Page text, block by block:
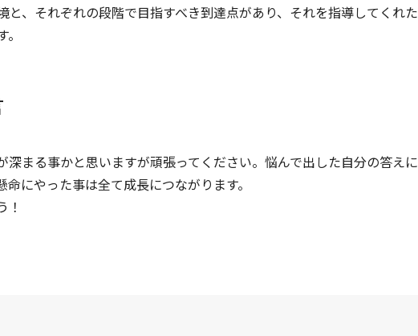
と、それぞれの段階で目指すべき到達点があり、それを指導してくれた
深まる事かと思いますが頑張ってください。悩んで出した自分の答えに
にやった事は全て成長につながります。
！